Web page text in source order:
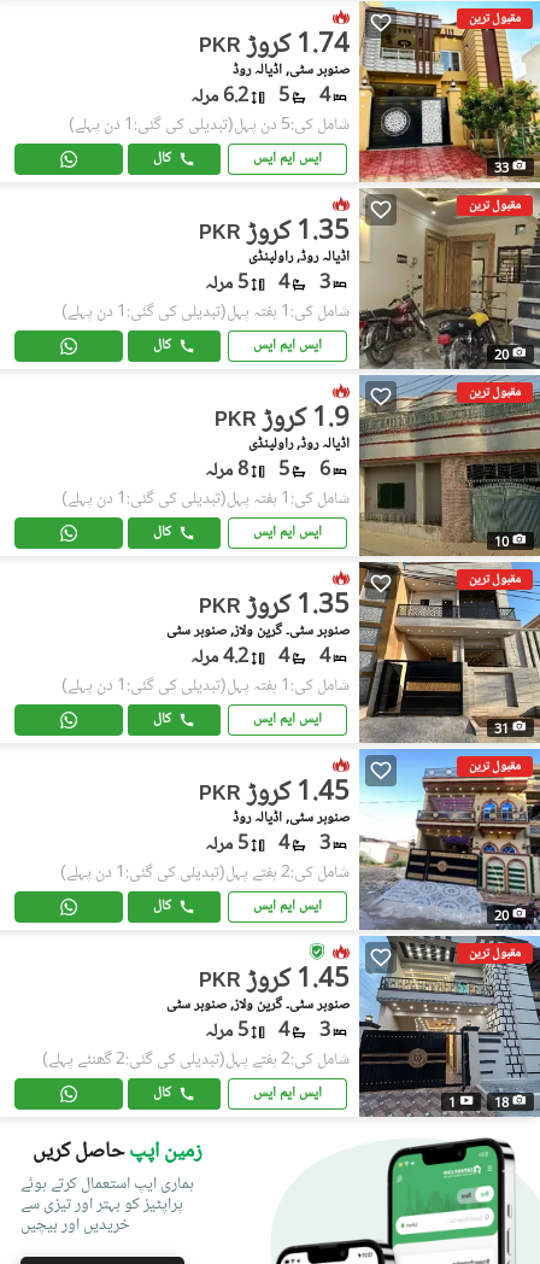
مقبول ترین
33
PKR 1.74 کروڑ
صنوبر سٹی, اڈیالہ روڈ
4
5 6.2 مرلہ
شامل کی:5 دن پہل (تبدیلی کی گئی:1 دن پہلے)
ایس ایم ایس کال
مقبول ترین
20
PKR 1.35 کروڑ
اڈیالہ روڈ, راولپنڈی
3
4 5 مرلہ
شامل کی:1 ہفتہ پہل (تبدیلی کی گئی:1 دن پہلے)
ایس ایم ایس کال
مقبول ترین
10
PKR 1.9 کروڑ
اڈیالہ روڈ, راولپنڈی
6
5 8 مرلہ
شامل کی:1 ہفتہ پہل (تبدیلی کی گئی:1 دن پہلے)
ایس ایم ایس کال
مقبول ترین
31
PKR 1.35 کروڑ
صنوبر سٹی۔ گرین ولاز, صنوبر سٹی
4
4 4.2 مرلہ
شامل کی:1 ہفتہ پہل (تبدیلی کی گئی:1 دن پہلے)
ایس ایم ایس کال
مقبول ترین
20
PKR 1.45 کروڑ
صنوبر سٹی, اڈیالہ روڈ
3
4 5 مرلہ
شامل کی:2 ہفتے پہل (تبدیلی کی گئی:1 دن پہلے)
ایس ایم ایس کال
مقبول ترین
18
1
PKR 1.45 کروڑ
صنوبر سٹی۔ گرین ولاز, صنوبر سٹی
3
4 5 مرلہ
شامل کی:2 ہفتے پہل (تبدیلی کی گئی:2 گھنٹے پہلے)
ایس ایم ایس کال
زمین اپپحاصل کریں
ہماری ایپ استعمال کرتے ہوئے
پراپٹیز کو بہتر اور تیزی سے
خریدیں اور بیچیں